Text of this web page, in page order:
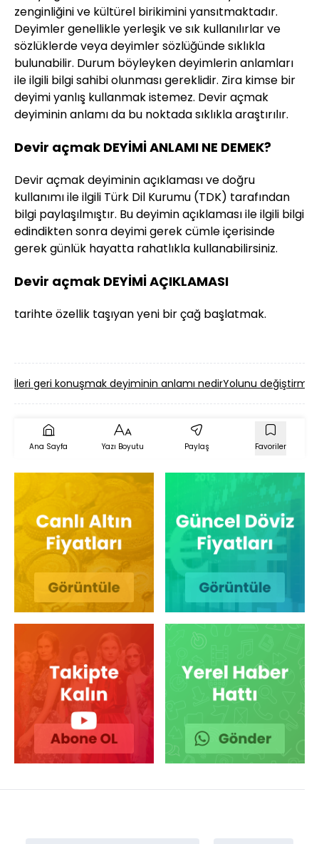
zenginliğini ve kültürel birikimini yansıtmaktadır.
Deyimler genellikle yerleşik ve sık kullanılırlar ve
sözlüklerde veya deyimler sözlüğünde sıklıkla
bulunabilir. Durum böyleyken deyimlerin anlamları
ile ilgili bilgi sahibi olunması gereklidir. Zira kimse bir
deyimi yanlış kullanmak istemez. Devir açmak
deyiminin anlamı da bu noktada sıklıkla araştırılır.
Devir açmak DEYİMİ ANLAMI NE DEMEK?
Devir açmak deyiminin açıklaması ve doğru
kullanımı ile ilgili Türk Dil Kurumu (TDK) tarafından
bilgi paylaşılmıştır. Bu deyimin açıklaması ile ilgili bilgi
edindikten sonra deyimi gerek cümle içerisinde
gerek günlük hayatta rahatlıkla kullanabilirsiniz.
Devir açmak DEYİMİ AÇIKLAMASI
tarihte özellik taşıyan yeni bir çağ başlatmak.
İleri geri konuşmak deyiminin anlamı nedirYolunu
Ana Sayfa Yazı Boyutu Paylaş Favoriler